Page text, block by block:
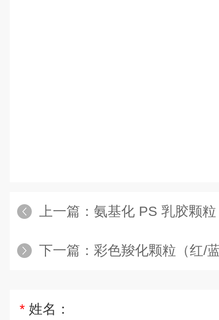
上一篇： 氨基化 PS 乳胶颗粒
下一篇： 彩色羧化颗粒（红/
* 姓名：